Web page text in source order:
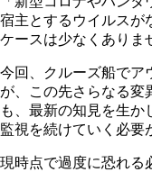
宿主とするウイルスが
ケースは少なくありま
今回、クルーズ船でア
が、この先さらなる変
も、最新の知見を生
監視を続けていく必要
現時点で過度に恐れる